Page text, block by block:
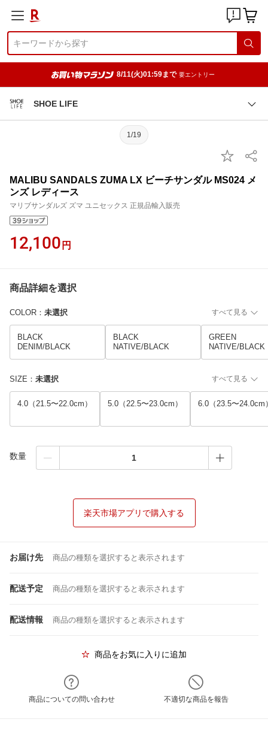
8/11(火)01:59まで 要エントリー
SHOE LIFE
1/19
MALIBU SANDALS ZUMA LX ビーチサンダル MS024 メ
ンズ レディース
マリブサンダルズ ズマ ユニセックス 正規品輸入販売
12,100 円
商品詳細を選択
COLOR ： 未選択 すべて見る
BLACK
DENIM/BLACK
BLACK
NATIVE/BLACK
GREEN
NATIVE/BLACK
SIZE ： 未選択 すべて見る
4.0（21.5〜22.0cm） 5.0（22.5〜23.0cm） 6.0（23.5〜24.0cm
数量
楽天市場アプリで購入する
お届け先 商品の種類を選択すると表示されます
配送予定 商品の種類を選択すると表示されます
配送情報 商品の種類を選択すると表示されます
商品をお気に入りに追加
商品についての問い合わせ 不適切な商品を報告